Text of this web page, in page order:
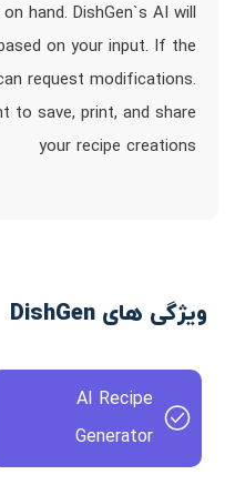
hand. DishGen`s AI will
on your input. If the
request modifications.
to save, print, and share
your recipe creations
ویژگی های DishGen
AI Recipe
Generator